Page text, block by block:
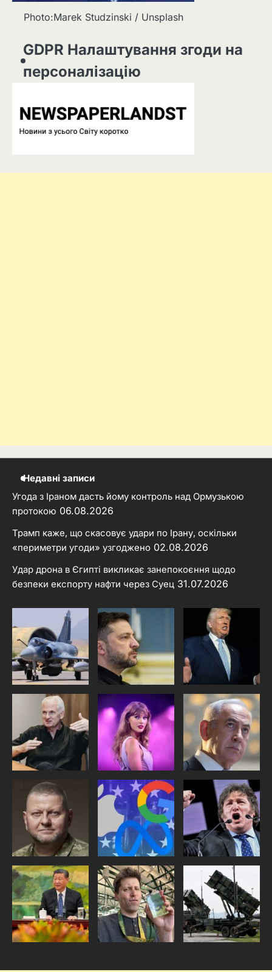
Photo:Marek Studzinski / Unsplash
GDPR Налаштування згоди на
персоналізацію
Недавні записи
Угода з Іраном дасть йому контроль над Ормузькою
протокою 06.08.2026
Трамп каже, що скасовує удари по Ірану, оскільки
«периметри угоди» узгоджено 02.08.2026
Удар дрона в Єгипті викликає занепокоєння щодо
безпеки експорту нафти через Суец 31.07.2026